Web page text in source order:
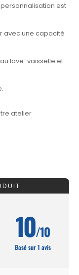
est
avec une capacité
lave-vaisselle et
atelier
10/10
Basé sur 1 avis